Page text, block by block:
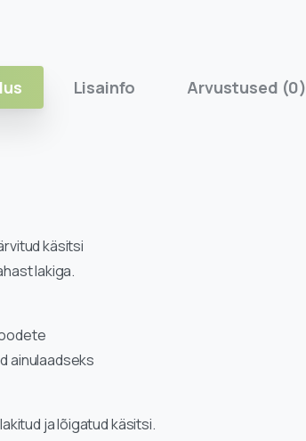
Lisainfo Arvustused (0)
käsitsi
lakiga.
ainulaadseks
ja lõigatud käsitsi.